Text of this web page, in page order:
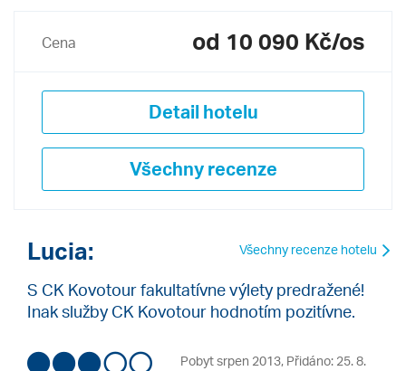
Cena od 10 090 Kč/os
Detail hotelu
Všechny recenze
Všechny recenze hotelu
Lucia:
S CK Kovotour fakultatívne výlety predražené!
Inak služby CK Kovotour hodnotím pozitívne.
Pobyt srpen 2013, Přidáno: 25. 8.